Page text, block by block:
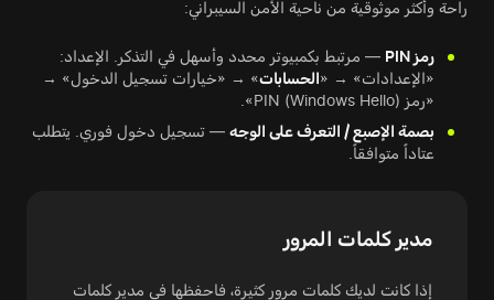
راحة وأكثر موثوقية من ناحية الأمن السيبراني:
رمز PIN
— مرتبط بكمبيوتر محدد وأسهل في التذكر. الإعداد:
«الإعدادات» → «الحسابات» → «خيارات تسجيل الدخول» →
«رمز PIN (Windows Hello)».
بصمة الإصبع / التعرف على الوجه — تسجيل دخول فوري. يتطلب
عتاداً متوافقاً.
مدير كلمات المرور
إذا كانت لديك كلمات مرور كثيرة، فاحفظها في مدير كلمات